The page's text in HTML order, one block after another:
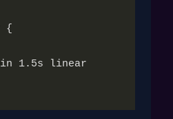
{
1.5s linear